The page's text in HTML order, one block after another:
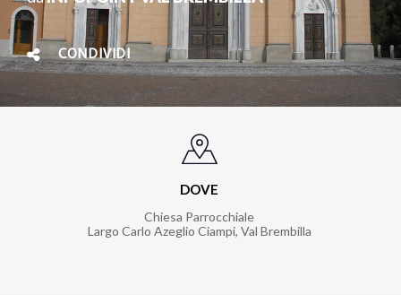
CONDIVIDI
DOVE
Chiesa Parrocchiale
Largo Carlo Azeglio Ciampi, Val Brembilla